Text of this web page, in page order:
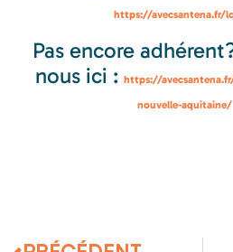
https://avecsantena.fr/
Pas encore
nous ici : https://
nouvelle-aquitaine/